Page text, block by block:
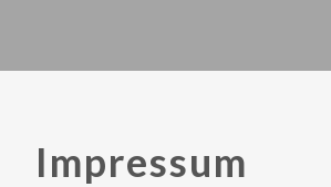
Impressum